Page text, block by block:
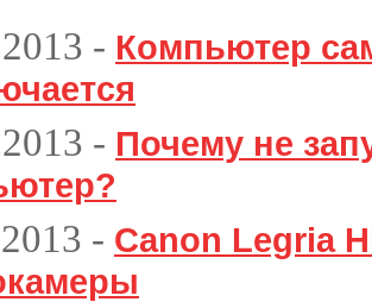
- Компьютер
- Почему не
- Canon Legria